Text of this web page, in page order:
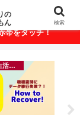
！
帯をタッチ！
ちぇり info（生活情報）
の
ん
検索